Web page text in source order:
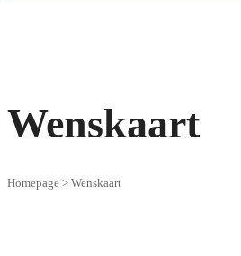
Wenskaart
Homepage > Wenskaart